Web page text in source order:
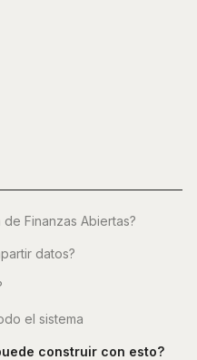
Finanzas Abiertas?
datos?
el sistema
construir con esto?